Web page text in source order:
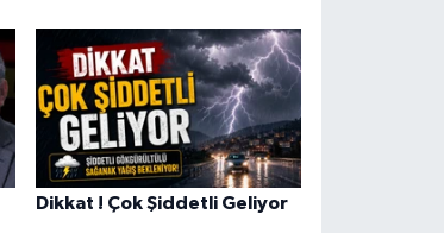
Dikkat ! Çok Şiddetli Geliyor